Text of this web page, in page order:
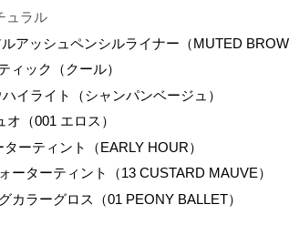
ュラル
アッシュペンシルライナー（MUTED
ィック（クール）
イライト（シャンパンベージュ）
（001 エロス）
ーティント（EARLY HOUR）
ターティント（13 CUSTARD MAUVE）
ラーグロス（01 PEONY BALLET）